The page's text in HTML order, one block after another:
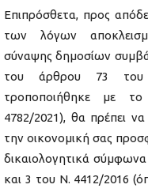
Επιπρόσθετα, προς
των λόγων
σύναψης δημοσίων
του άρθρου 73 του
τροποποιήθηκε με
4782/2021), θα πρέπει
την οικονομική σας
δικαιολογητικά
και 3 του Ν. 4412/2016